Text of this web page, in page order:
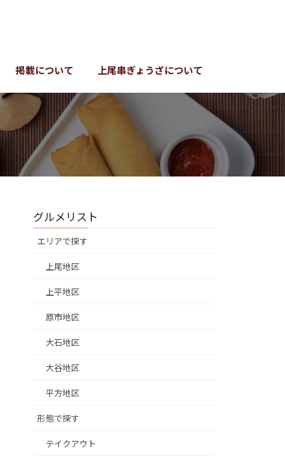
掲載について 上尾串ぎょうざについて
グルメリスト
エリアで探す
上尾地区
上平地区
原市地区
大石地区
大谷地区
平方地区
形態で探す
テイクアウト